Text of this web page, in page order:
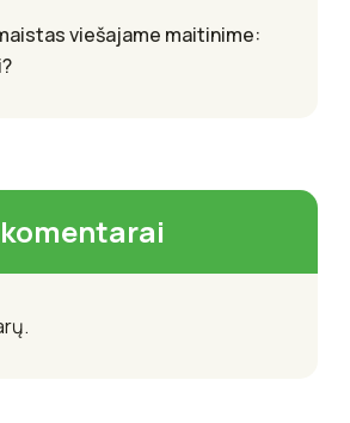
viešajame maitinime: